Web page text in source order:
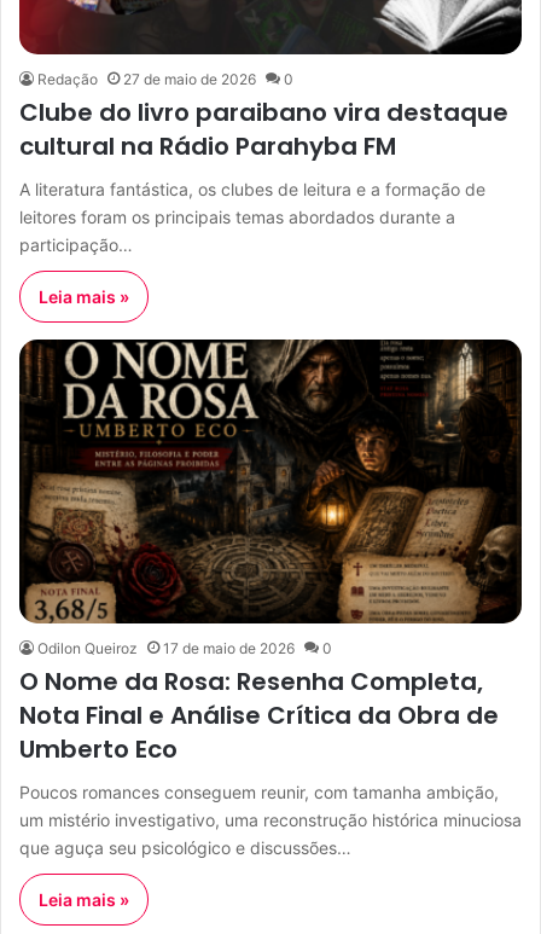
Redação 27 de maio de 2026 0
Clube do livro paraibano vira destaque
cultural na Rádio Parahyba FM
A literatura fantástica, os clubes de leitura e a formação de
leitores foram os principais temas abordados durante a
participação…
Leia mais »
Odilon Queiroz 17 de maio de 2026 0
O Nome da Rosa: Resenha Completa,
Nota Final e Análise Crítica da Obra de
Umberto Eco
Poucos romances conseguem reunir, com tamanha ambição,
um mistério investigativo, uma reconstrução histórica minuciosa
que aguça seu psicológico e discussões…
Leia mais »